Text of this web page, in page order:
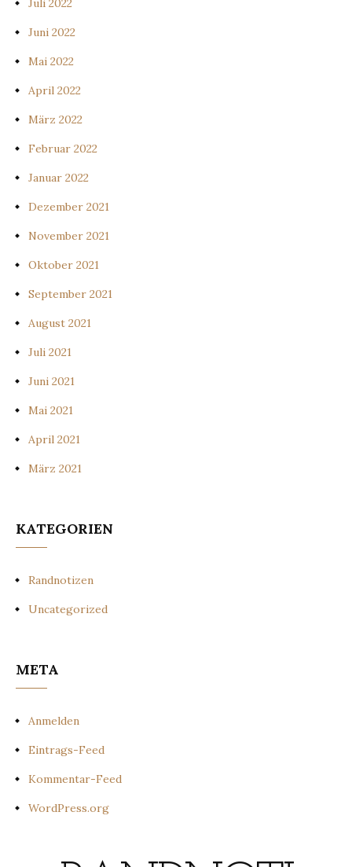
Juni 2022
Mai 2022
April 2022
März 2022
Februar 2022
Januar 2022
Dezember 2021
November 2021
Oktober 2021
September 2021
August 2021
Juli 2021
Juni 2021
Mai 2021
April 2021
März 2021
KATEGORIEN
Randnotizen
Uncategorized
META
Anmelden
Eintrags-Feed
Kommentar-Feed
WordPress.org